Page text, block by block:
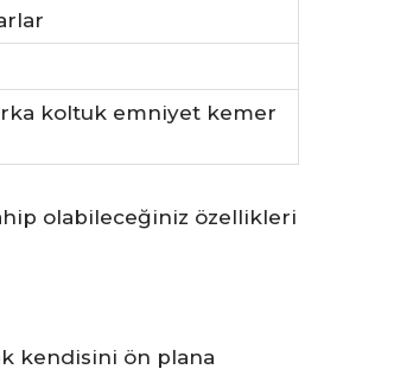
koltuk emniyet kemer
olabileceğiniz özellikleri
kendisini ön plana